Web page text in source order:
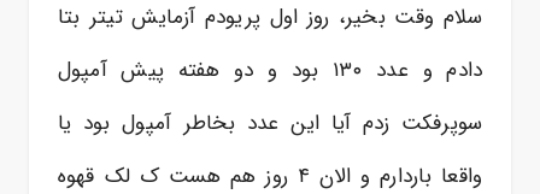
سلام وقت بخیر، روز اول پریودم آزمایش تیتر بتا
دادم و عدد ۱۳۰ بود و دو هفته پیش آمپول
سوپرفکت زدم آیا این عدد بخاطر آمپول بود یا
واقعا باردارم و الان ۴ روز هم هست ک لک قهوه